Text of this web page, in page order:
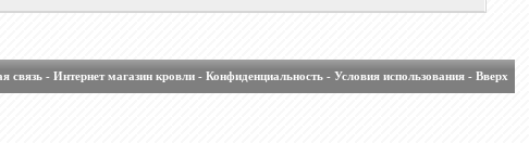
связь- Интернет магазин кровли- Конфиденциальность- Условия использования- Вверх